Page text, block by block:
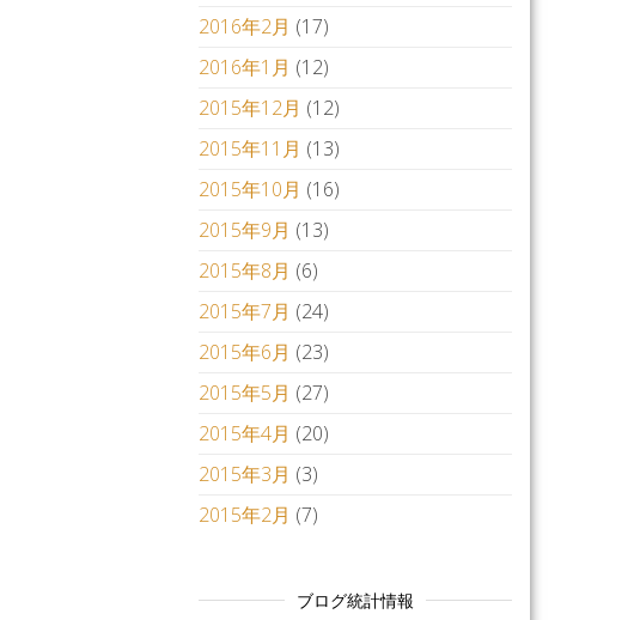
2016年2月 (17)
2016年1月 (12)
2015年12月 (12)
2015年11月 (13)
2015年10月 (16)
2015年9月 (13)
2015年8月 (6)
2015年7月 (24)
2015年6月 (23)
2015年5月 (27)
2015年4月 (20)
2015年3月 (3)
2015年2月 (7)
ブログ統計情報